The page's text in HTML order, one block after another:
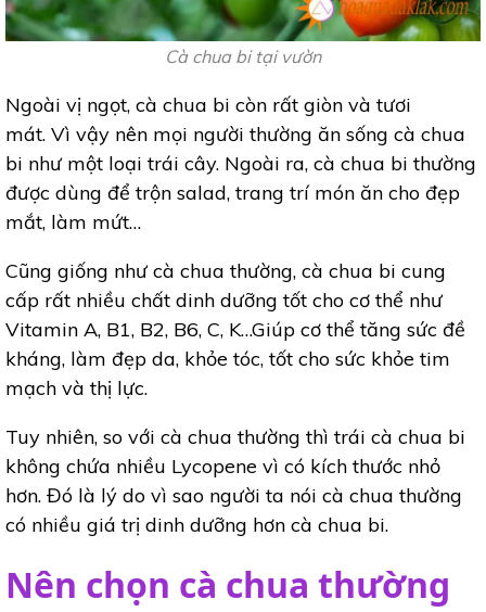
Cà chua bi tại vườn
Ngoài vị ngọt, cà chua bi còn rất giòn và tươi
mát. Vì vậy nên mọi người thường ăn sống cà chua
bi như một loại trái cây. Ngoài ra, cà chua bi thường
được dùng để trộn salad, trang trí món ăn cho đẹp
mắt, làm mứt…
Cũng giống như cà chua thường, cà chua bi cung
cấp rất nhiều chất dinh dưỡng tốt cho cơ thể như
Vitamin A, B1, B2, B6, C, K…Giúp cơ thể tăng sức đề
kháng, làm đẹp da, khỏe tóc, tốt cho sức khỏe tim
mạch và thị lực.
Tuy nhiên, so với cà chua thường thì trái cà chua bi
không chứa nhiều Lycopene vì có kích thước nhỏ
hơn. Đó là lý do vì sao người ta nói cà chua thường
có nhiều giá trị dinh dưỡng hơn cà chua bi.
Nên chọn cà chua thường